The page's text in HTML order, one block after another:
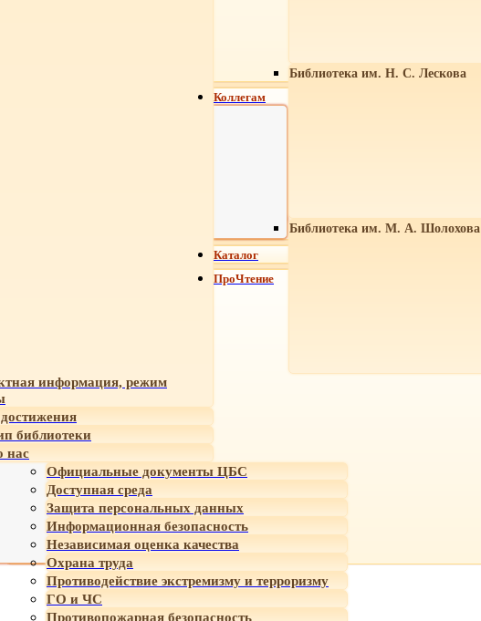
Библиотека им. Н. С. Лескова
Библиотека им. М. А. Шолохова
информация, режим
библиотеки
нас
Официальные документы ЦБС
Доступная среда
Защита персональных данных
Информационная безопасность
Независимая оценка качества
Охрана труда
Противодействие экстремизму и терроризму
ГО и ЧС
Противопожарная безопасность
Коллегам
Каталог
ПроЧтение